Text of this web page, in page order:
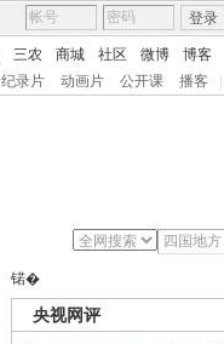
登录
三农 商城 社区 微博 博客
纪录片 动画片 公开课 播客
锘�
央视网评